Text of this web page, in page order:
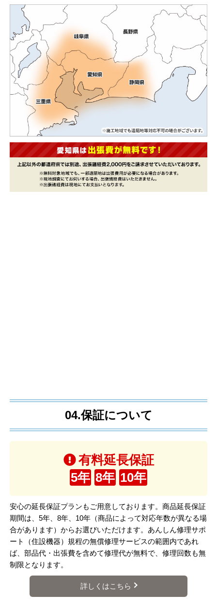
04.保証について
有料延長保証
5年 8年 10年
安心の延長保証プランもご用意しております。商品延長保証
期間は、5年、8年、10年（商品によって対応年数が異なる場
合があります）からお選びいただけます。あんしん修理サポ
ート（住設機器）規程の無償修理サービスの範囲内であれ
ば、部品代・出張費を含めて修理代が無料で、修理回数も無
制限となります。
詳しくはこちら